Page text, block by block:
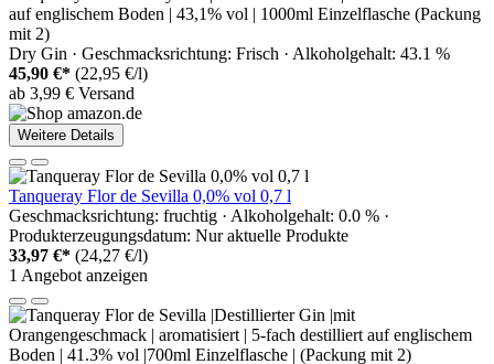
auf englischem Boden | 43,1% vol | 1000ml Einzelflasche (Packung
mit 2)
Dry Gin · Geschmacksrichtung: Frisch · Alkoholgehalt: 43.1 %
45,90 €* (22,95 €/l)
ab 3,99 € Versand
Weitere Details
Tanqueray Flor de Sevilla 0,0% vol 0,7 l
Geschmacksrichtung: fruchtig · Alkoholgehalt: 0.0 % ·
Produkterzeugungsdatum: Nur aktuelle Produkte
33,97 €* (24,27 €/l)
1 Angebot anzeigen